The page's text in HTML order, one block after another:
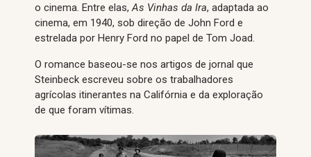
o cinema. Entre elas,As Vinhas da Ira, adaptada ao
cinema, em 1940, sob direção de John Ford e
estrelada por Henry Ford no papel de Tom Joad.
O romance baseou-se nos artigos de jornal que
Steinbeck escreveu sobre os trabalhadores
agrícolas itinerantes na Califórnia e da exploração
de que foram vítimas.